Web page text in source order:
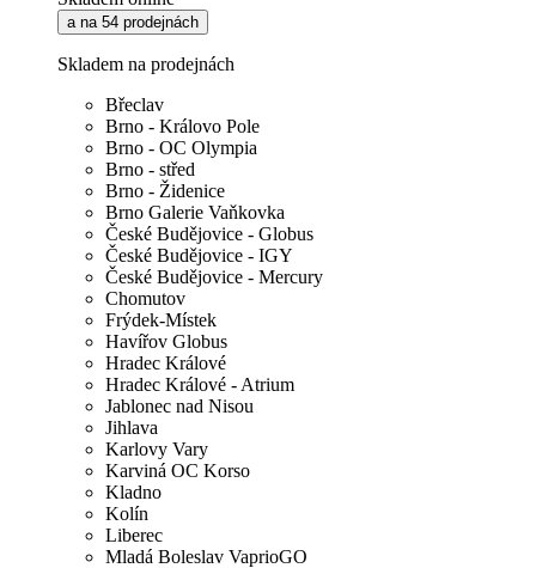
a na 54 prodejnách
Skladem na prodejnách
Břeclav
Brno - Královo Pole
Brno - OC Olympia
Brno - střed
Brno - Židenice
Brno Galerie Vaňkovka
České Budějovice - Globus
České Budějovice - IGY
České Budějovice - Mercury
Chomutov
Frýdek-Místek
Havířov Globus
Hradec Králové
Hradec Králové - Atrium
Jablonec nad Nisou
Jihlava
Karlovy Vary
Karviná OC Korso
Kladno
Kolín
Liberec
Mladá Boleslav VaprioGO